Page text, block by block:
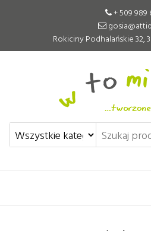
+ 509 989
Rokiciny Podhalańskie 32,
W to mi graj